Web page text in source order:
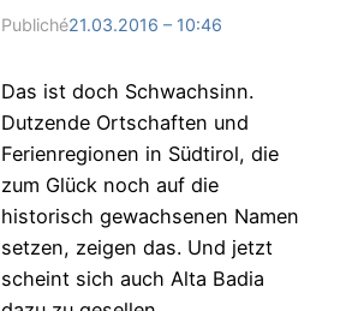
Publiché21.03.2016 – 10:46
Das ist doch Schwachsinn.
Dutzende Ortschaften und
Ferienregionen in Südtirol, die
zum Glück noch auf die
historisch gewachsenen Namen
setzen, zeigen das. Und jetzt
scheint sich auch Alta Badia